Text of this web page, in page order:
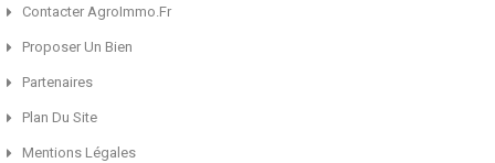
Contacter AgroImmo.fr
Proposer Un Bien
Partenaires
Plan Du Site
Mentions Légales